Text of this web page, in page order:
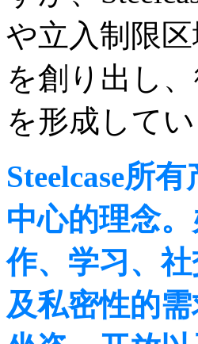
や立入制限
を創り出し
を形成して
Steelcase所
中心的理念
作、学习、
及私密性的